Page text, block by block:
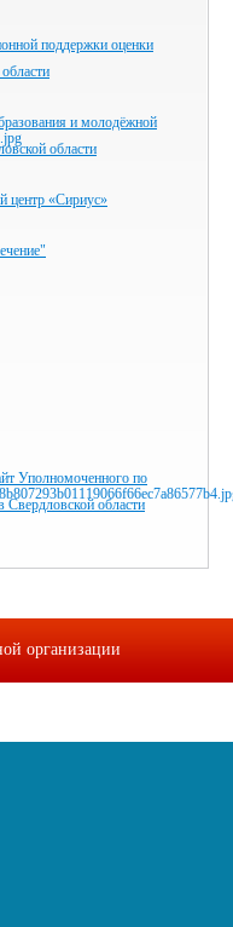
поддержки оценки
и молодёжной
области
центр «Сириус»
Уполномоченного по
Свердловской области
организации